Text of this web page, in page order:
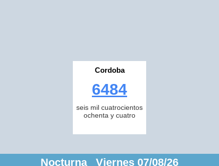
Cordoba
6484
seis mil cuatrocientos
ochenta y cuatro
Nocturna Viernes 07/08/26